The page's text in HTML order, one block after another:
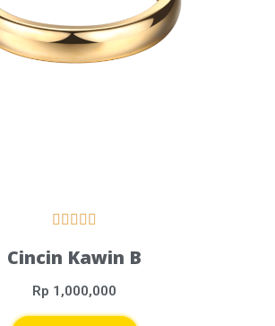
    
Cincin Kawin B
Rp 1,000,000